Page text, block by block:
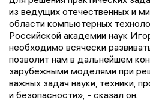
из ведущих отечественных и
области компьютерных
Российской академии наук
необходимо всячески
позволит нам в дальнейшем
зарубежными моделями при
важных задач науки, техники,
и безопасности», - сказал он.